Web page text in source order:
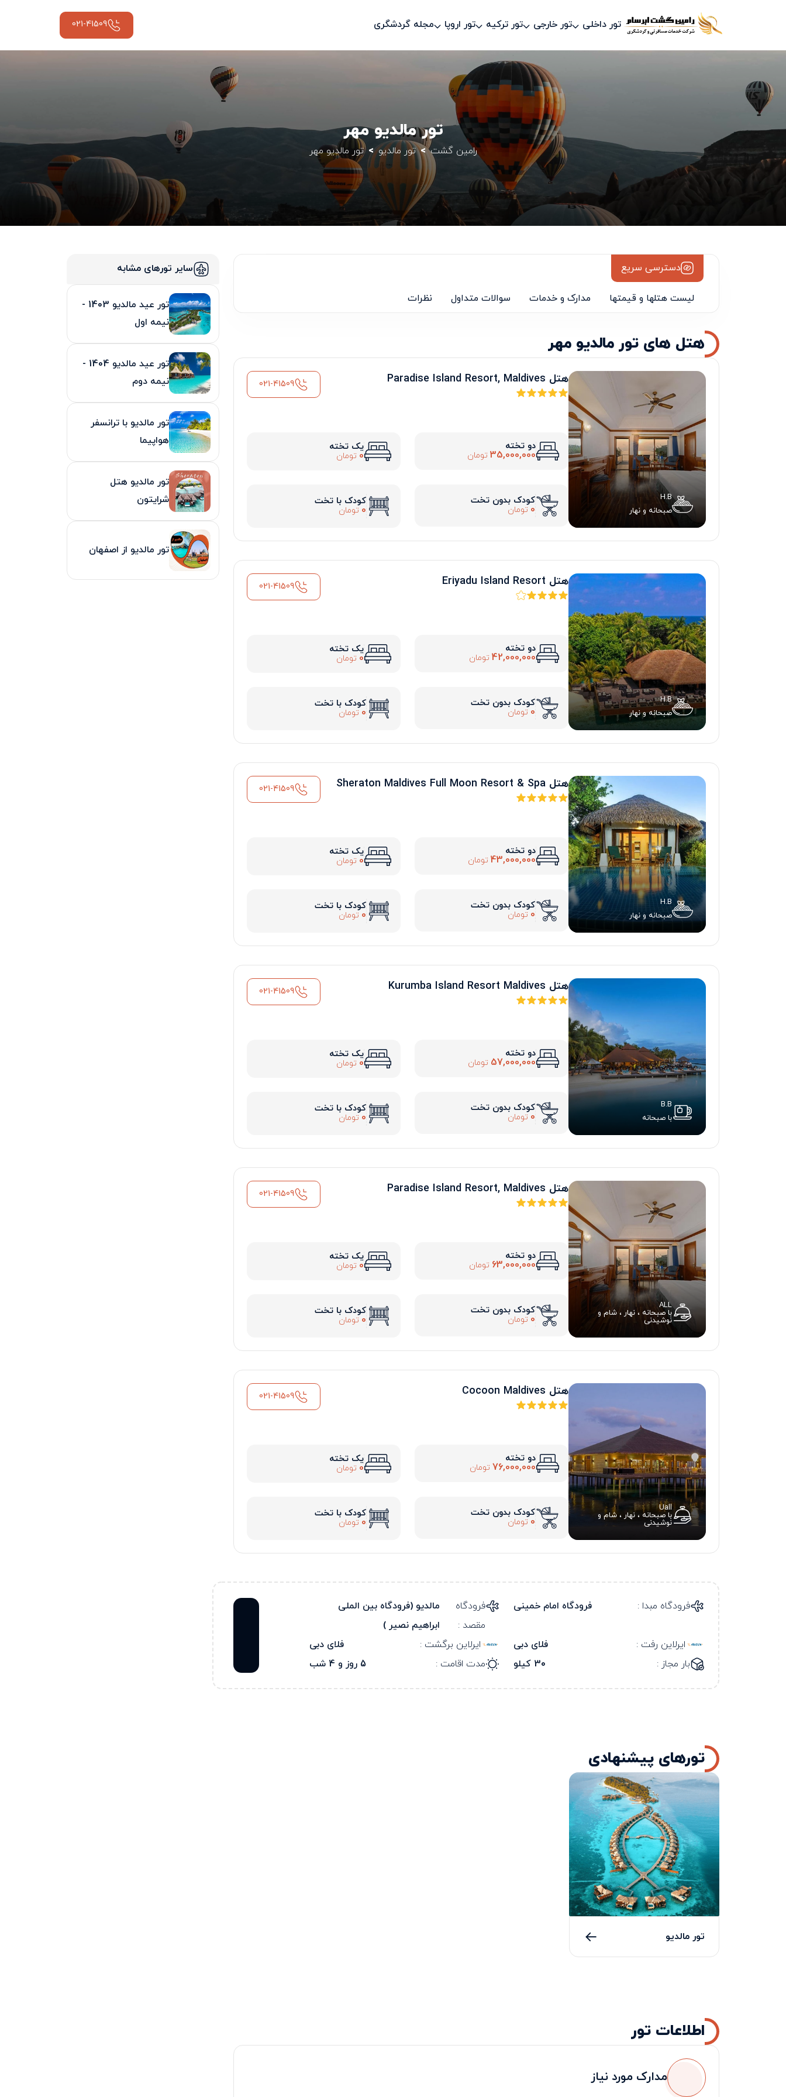
تور داخلی تور خارجی تور ترکیه تور اروپا مجله گردشگری 021-41509
تور مالدیو مهر
رامین گشت تور مالدیو تور مالدیو مهر
دسترسی سریع
لیست هتلها و قیمتها مدارک و خدمات سوالات متداول نظرات
هتل های تور مالدیو مهر
H.B
صبحانه و نهار
هتل Paradise Island Resort, Maldives 021-41509
دو تخته
35,000,000 تومان
یک تخته
0 تومان
کودک بدون تخت
0 تومان
کودک با تخت
0 تومان
H.B
صبحانه و نهار
هتل Eriyadu Island Resort 021-41509
دو تخته
42,000,000 تومان
یک تخته
0 تومان
کودک بدون تخت
0 تومان
کودک با تخت
0 تومان
H.B
صبحانه و نهار
هتل Sheraton Maldives Full Moon Resort & Spa 021-41509
دو تخته
43,000,000 تومان
یک تخته
0 تومان
کودک بدون تخت
0 تومان
کودک با تخت
0 تومان
B.B
با صبحانه
هتل Kurumba Island Resort Maldives 021-41509
دو تخته
57,000,000 تومان
یک تخته
0 تومان
کودک بدون تخت
0 تومان
کودک با تخت
0 تومان
ALL
با صبحانه ، نهار ، شام و
نوشیدنی
هتل Paradise Island Resort, Maldives 021-41509
دو تخته
63,000,000 تومان
یک تخته
0 تومان
کودک بدون تخت
0 تومان
کودک با تخت
0 تومان
Uall
با صبحانه ، نهار ، شام و
نوشیدنی
هتل Cocoon Maldives 021-41509
دو تخته
76,000,000 تومان
یک تخته
0 تومان
کودک بدون تخت
0 تومان
کودک با تخت
0 تومان
فرودگاه مبدا : فرودگاه امام خمینی
فرودگاه
مقصد :
مالدیو (فرودگاه بین الملی
ابراهیم نصیر )
ایرلاین رفت :
فلای دبی ایرلاین برگشت :
فلای دبی
بار مجاز :
30 کیلو مدت اقامت : 5 روز و 4 شب
تورهای پیشنهادی
تور مالدیو
اطلاعات تور
مدارک مورد نیاز
سایر تورهای مشابه
تور عید مالدیو 1403 -
نیمه اول
تور عید مالدیو 1404 -
نیمه دوم
تور مالدیو با ترانسفر
هواپیما
تور مالدیو هتل
شرایتون
تور مالدیو از اصفهان